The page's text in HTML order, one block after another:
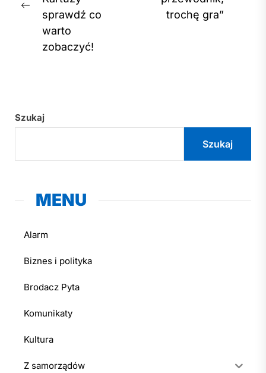
Previous
post:
sprawdź co
warto
zobaczyć!
trochę gra”
Szukaj
Szukaj
MENU
Alarm
Biznes i polityka
Brodacz Pyta
Komunikaty
Kultura
Z samorządów